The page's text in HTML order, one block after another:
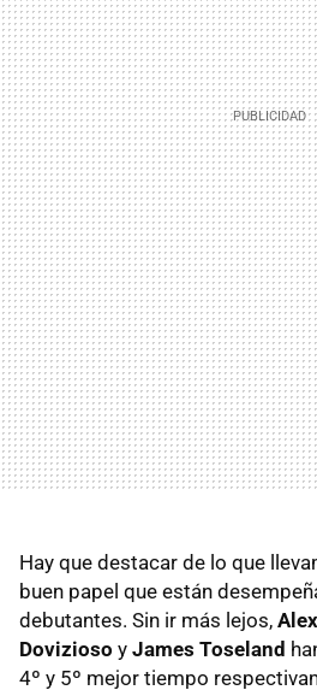
Hay que destacar de lo que
buen papel que están
debutantes. Sin ir más lejos,
Dovizioso y James Toseland
4º y 5º mejor tiempo